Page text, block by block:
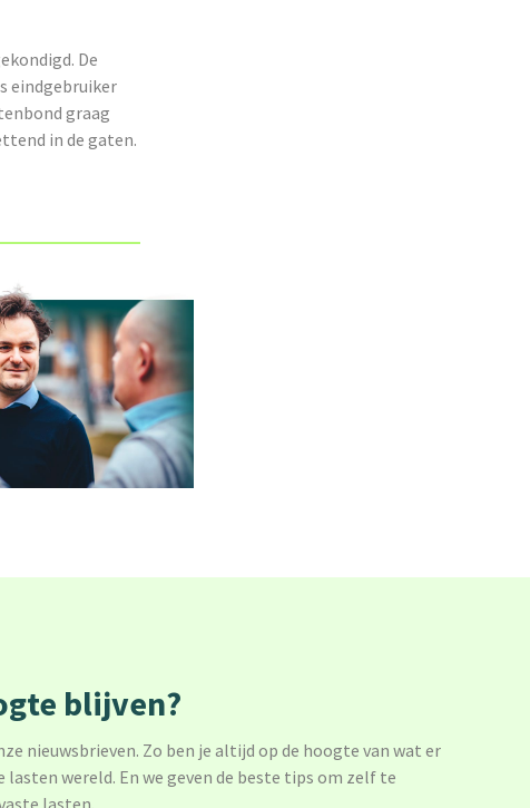
De
eindgebruiker
graag
in de gaten.
blijven?
nieuwsbrieven. Zo ben je altijd op de hoogte van wat er
lasten wereld. En we geven de beste tips om zelf te
lasten.